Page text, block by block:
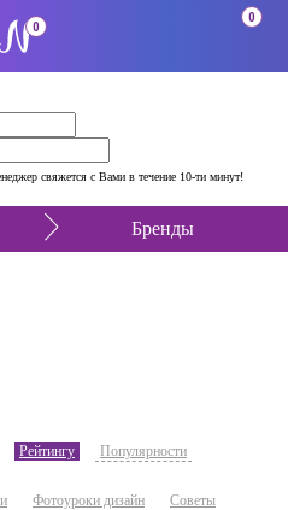
свяжется с Вами в течение 10-ти минут!
0
0
Бренды
Рейтингу Популярности
Фотоуроки дизайн
Советы